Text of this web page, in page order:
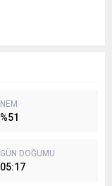
NEM
%51
GÜN DOĞUMU
05:17